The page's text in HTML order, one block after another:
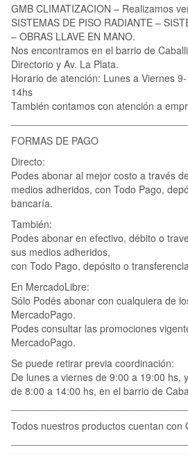
GMB CLIMATIZACION – Realizamos
SISTEMAS DE PISO RADIANTE –
– OBRAS LLAVE EN MANO.
Nos encontramos en el barrio de
Directorio y Av. La Plata.
Horario de atención: Lunes a Viernes
14hs
También contamos con atención a
FORMAS DE PAGO
Directo:
Podes abonar al mejor costo a través
medios adheridos, con Todo Pago,
bancaría.
También:
Podes abonar en efectivo, débito o
sus medios adheridos,
con Todo Pago, depósito o
En MercadoLibre:
Sólo Podés abonar con cualquiera de
MercadoPago.
Podes consultar las promociones
MercadoPago.
Se puede retirar previa coordinación:
De lunes a viernes de 9:00 a 19:00 hs,
de 8:00 a 14:00 hs, en el barrio de
Todos nuestros productos cuentan con